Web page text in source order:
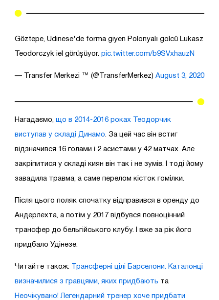
Göztepe, Udinese'de forma giyen Polonyalı golcü Lukasz
Teodorczyk iel görüşüyor. pic.twitter.com/b9SVxhauzN
— Transfer Merkezi ™ (@TransferMerkez) August 3, 2020
Нагадаємо, що в 2014-2016 роках Теодорчик
виступав у складі Динамо . За цей час він встиг
відзначився 16 голами і 2 асистами у 42 матчах. Але
закріпитися у складі киян він так і не зумів. І тоді йому
завадила травма, а саме перелом кісток гомілки.
Після цього поляк спочатку відправився в оренду до
Андерлехта, а потім у 2017 відбувся повноцінний
трансфер до бельгійського клубу. І вже за рік його
придбало Удінезе.
Читайте також: Трансферні цілі Барселони. Каталонці
визначилися з гравцями, яких придбають та
Неочікувано! Легендарний тренер хоче придбати